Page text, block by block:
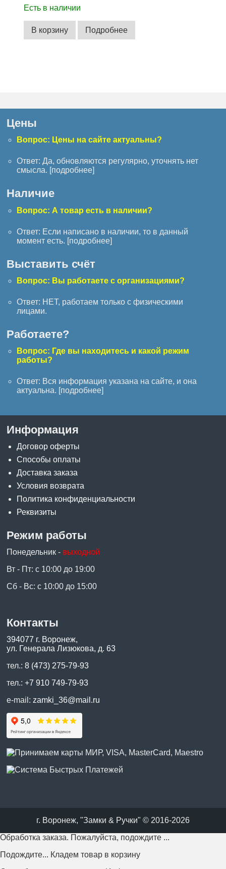
Есть в наличии
В корзину Подробнее
Цены
Вопрос: Цены на сайте актуальны?
Ответ: Да, обновляются регулярно, уточнять нет
смысла. [подробнее]
Наличие
Вопрос: А товар есть в наличии?
Ответ: Если написано в наличии, то в данный
момент есть. [подробнее]
Выставить счёт
Вопрос: Вы работаете с организациями?
Ответ: НЕТ, работаем только с физическими
лицами.
Работаете?
Вопрос: Где вы находитесь и какой режим
работы?
Ответ: Вся информация указана на сайте, и она
актуальна. [подробнее]
Информация
Договор оферты
Способы оплаты
Доставка заказа
Условия возврата
Политика конфиденциальности
Реквизиты
Режим работы
Понедельник - выходной
Вт - Пт: с 10:00 до 19:00
Сб - Вс: с 10:00 до 15:00
Контакты
394077 г. Воронеж,
ул. Генерала Лизюкова, д. 63
тел.:8 (473) 275-79-93
тел.:+7 910 749-79-93
e-mail:zamki_36@mail.ru
г. Воронеж, "Замки & Ручки" © 2016-2026
Обработка заказа. Пожалуйста, подождите ...
Подождите... Кладем товар в корзину